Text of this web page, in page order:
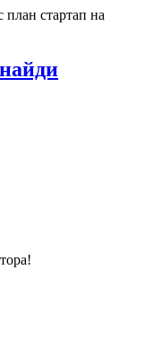
план стартап на